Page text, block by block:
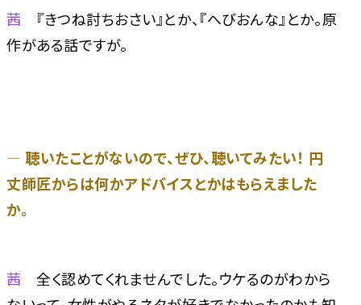
茜 『きつね討ちおさい』とか、『へびおんな』とか。原
作がある話ですが。
― 聴いたことがないので、ぜひ、聴いてみたい！ 円
丈師匠からは何かアドバイスとかはもらえました
か。
茜 全く認めてくれませんでした。ウケるのがわから